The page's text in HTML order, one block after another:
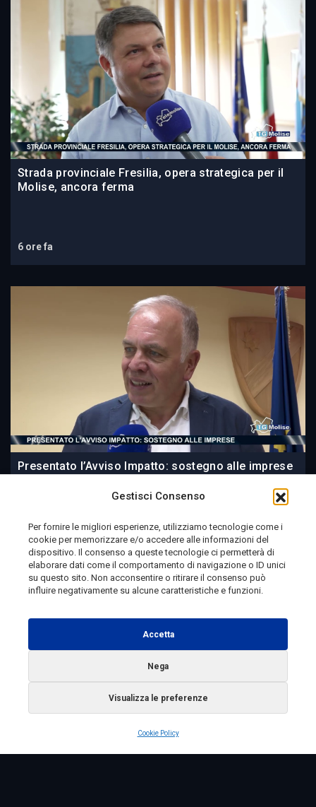
Gestisci Consenso
Per fornire le migliori esperienze, utilizziamo tecnologie come i
cookie per memorizzare e/o accedere alle informazioni del
dispositivo. Il consenso a queste tecnologie ci permetterà di
elaborare dati come il comportamento di navigazione o ID unici
su questo sito. Non acconsentire o ritirare il consenso può
influire negativamente su alcune caratteristiche e funzioni.
Accetta
Nega
Visualizza le preferenze
Cookie Policy
Strada provinciale Fresilia, opera strategica per il
Molise, ancora ferma
6 ore fa
Presentato l’Avviso Impatto: sostegno alle imprese
1 giorno fa
Telemolise - reg. Tribunale di Campobasso n. 133 del
10/08/1982 - Direttore Responsabile:MANUELA
Testata Giornalistica Sportiva: reg. Tribunale Di
ANTONIO DI LALLO
Radio Tele Molise s.r.l. - P.IVA 00213640709